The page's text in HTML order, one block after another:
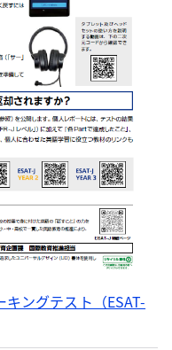
ングテスト（ESAT-